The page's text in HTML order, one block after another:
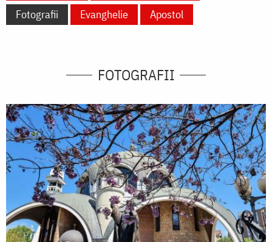
Fotografii
Evanghelie Apostol
FOTOGRAFII